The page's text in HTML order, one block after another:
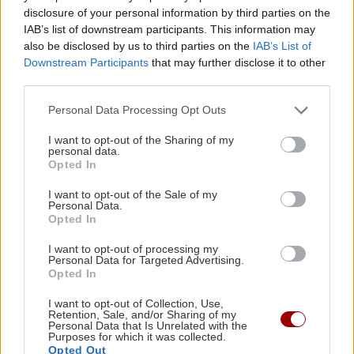
disclosure of your personal information by third parties on the
IAB’s list of downstream participants. This information may
also be disclosed by us to third parties on the IAB’s List of
Downstream Participants that may further disclose it to other
Personal Data Processing Opt Outs
I want to opt-out of the Sharing of my
personal data.
Opted In
I want to opt-out of the Sale of my
Personal Data.
Opted In
I want to opt-out of processing my
Personal Data for Targeted Advertising.
Opted In
I want to opt-out of Collection, Use,
Retention, Sale, and/or Sharing of my
Personal Data that Is Unrelated with the
Purposes for which it was collected.
Opted Out
13:14
ΚΡΗΤΗ
Τραγωδία στα Μάλια: Ανασύρθηκε νεκρός από
13:00
GOSSIP - LIFESTYLE
Η Βαλέρια Χοψονίδου και ο Αντώνης
Έξοδος Αυγούστου: Κορυφώνεται η φυγή των
αδειούχων – «Ουρές» σε λιμάνια και ΚΤΕΛ
12:35
ΕΛΛΑΔΑ
Πάρος: Σφραγίστηκε το beach bar μετά τον
ΠΕΡΙΣΣΟΤΕΡΑ
GOSSIP - LIFESTYLE
Καλομοίρα: «Όταν κάνω δίαιτα, το
πρώτο πράγμα που κάνω...»
ΚΡΗΤΗ
κλοπές από επιχειρήσεις – Βρέθηκαν
κλοπιμαία